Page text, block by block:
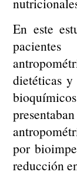
En este
dietéticas
por
reducción